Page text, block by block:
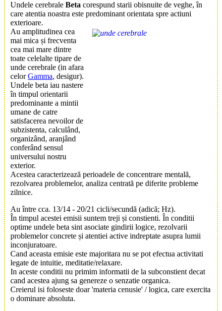
Undele cerebrale Beta corespund starii obisnuite de veghe, în
care atentia noastra este predominant orientata spre actiuni
exterioare.
Au amplitudinea cea
mai mica și frecventa
cea mai mare dintre
toate celelalte tipare de
unde cerebrale (in afara
celorGamma, desigur).
Undele beta iau nastere
în timpul orientarii
predominante a mintii
umane de catre
satisfacerea nevoilor de
subzistenta, calculând,
organizând, aranjând
conferând sensul
universului nostru
exterior.
Acestea caracterizează perioadele de concentrare mentală,
rezolvarea problemelor, analiza centrată pe diferite probleme
zilnice.
Au între cca. 13/14 - 20/21 cicli/secundă (adică; Hz).
În timpul acestei emisii suntem treji și constienti. În conditii
optime undele beta sint asociate gindirii logice, rezolvarii
problemelor concrete și atentiei active indreptate asupra lumii
inconjuratoare.
Cand aceasta emisie este majoritara nu se pot efectua activitati
legate de intuitie, meditatie/relaxare.
In aceste conditii nu primim informatii de la subconstient decat
cand acestea ajung sa genereze o senzatie organica.
Creierul isi foloseste doar 'materia cenusie' / logica, care exercita
o dominare absoluta.